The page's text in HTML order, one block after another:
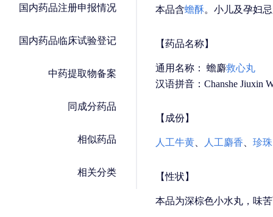
国内药品注册申报情况
国内药品临床试验登记
中药提取物备案
同成分药品
相似药品
相关分类
本品含蟾酥。小儿及孕妇
【药品名称】
通用名称： 蟾麝救心丸
汉语拼音：Chanshe Jiuxin
【成份】
人工牛黄 人工麝香 珍珠
【性状】
本品为深棕色小水丸，味